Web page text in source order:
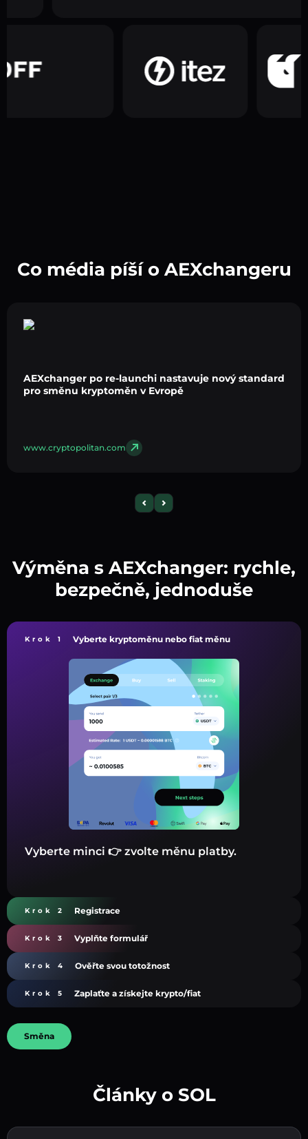
Co média píší o AEXchangeru
AEXchanger po re-launchi nastavuje nový standard
pro směnu kryptoměn v Evropě
www.cryptopolitan.com
Výměna s AEXchanger: rychle,
bezpečně, jednoduše
Krok 1 Vyberte kryptoměnu nebo fiat měnu
Vyberte minci 👉 zvolte měnu platby.
Krok 2 Registrace
Krok 3 Vyplňte formulář
Krok 4 Ověřte svou totožnost
Krok 5 Zaplaťte a získejte krypto/fiat
Směna
Články o SOL